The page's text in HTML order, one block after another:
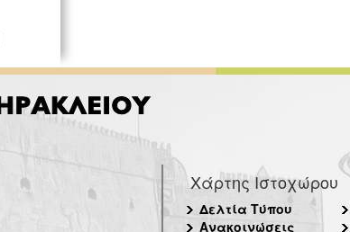
Χάρτης Ιστοχώρου
Δελτία Τύπου
Ανακοινώσεις